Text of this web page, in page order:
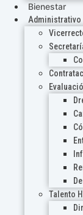
Bienestar
Administrativo
Talento